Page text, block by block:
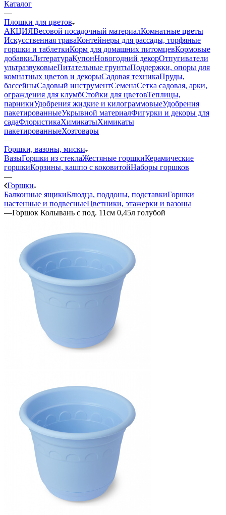
Каталог
—
Плошки для цветов
АКЦИЯВесовой посадочный материалКомнатные цветы
Искусственная траваКонтейнеры для рассады, торфяные
горшки и таблеткиКорм для домашних питомцевКормовые
добавкиЛитератураКупонНовогодний декорОтпугиватели
ультразвуковыеПитательные грунтыПоддержки, опоры для
комнатных цветов и декорыСадовая техникаПруды,
бассейныСадовый инструментСеменаСетка садовая, арки,
ограждения для клумбСтойки для цветовТеплицы,
парникиУдобрения жидкие и килограммовыеУдобрения
пакетированныеУкрывной материалФигурки и декоры для
садаФлористикаХимикатыХимикаты
пакетированныеХозтовары
—
Горшки, вазоны, миски
ВазыГоршки из стеклаЖестяные горшкиКерамические
горшкиКорзины, кашпо с коковитойНаборы горшков
—
Горшки
Балконные ящикиБлюдца, поддоны, подставкиГоршки
настенные и подвесныеЦветники, этажерки и вазоны
—Горшок Колывань с под. 11см 0,45л голубой